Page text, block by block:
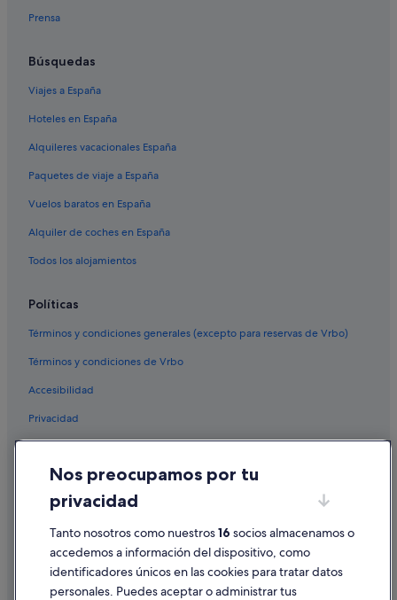
Prensa
Búsquedas
Viajes a España
Hoteles en España
Alquileres vacacionales España
Paquetes de viaje a España
Vuelos baratos en España
Alquiler de coches en España
Todos los alojamientos
Políticas
Términos y condiciones generales (excepto para reservas de Vrbo)
Términos y condiciones de Vrbo
Accesibilidad
Privacidad
Condiciones de uso
Información legal/contacto
Pautas sobre el contenido y cómo denunciar contenido
Ayuda
Nos preocupamos por tu
privacidad
Tanto nosotros como nuestros16 socios almacenamos o
accedemos a información del dispositivo, como
identificadores únicos en las cookies para tratar datos
personales. Puedes aceptar o administrar tus